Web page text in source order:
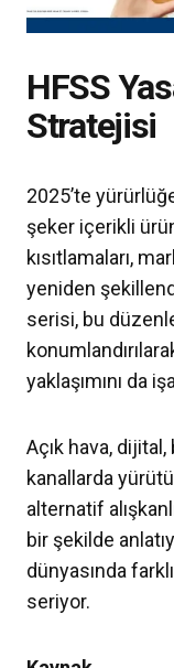
HFSS
Stratejisi
2025’te
şeker içerikli
kısıtlamaları,
yeniden
serisi, bu
yaklaşımını da
Açık hava,
kanallarda
alternatif
bir şekilde
dünyasında
seriyor.